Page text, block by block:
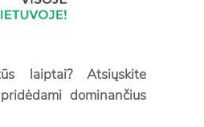
laiptai? Atsiųskite
dominančius